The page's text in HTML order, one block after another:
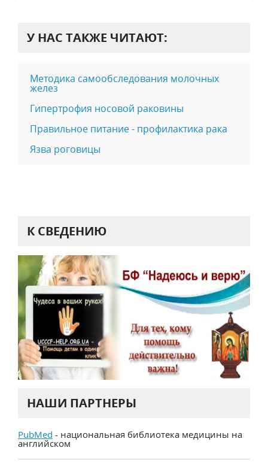
У НАС ТАКЖЕ ЧИТАЮТ:
Методика самообследования молочных
желез
Гипертрофия носовой раковины
Правильное питание - профилактика рака
Язва роговицы
К СВЕДЕНИЮ
НАШИ ПАРТНЕРЫ
PubMed - национальная библиотека медицины на
английском